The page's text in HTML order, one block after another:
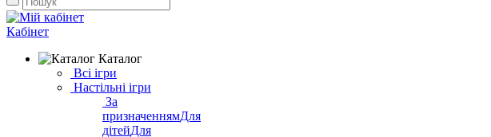
Кабінет
Каталог
Всі ігри
Настільні ігри
За
призначеннямДля
дітейДля